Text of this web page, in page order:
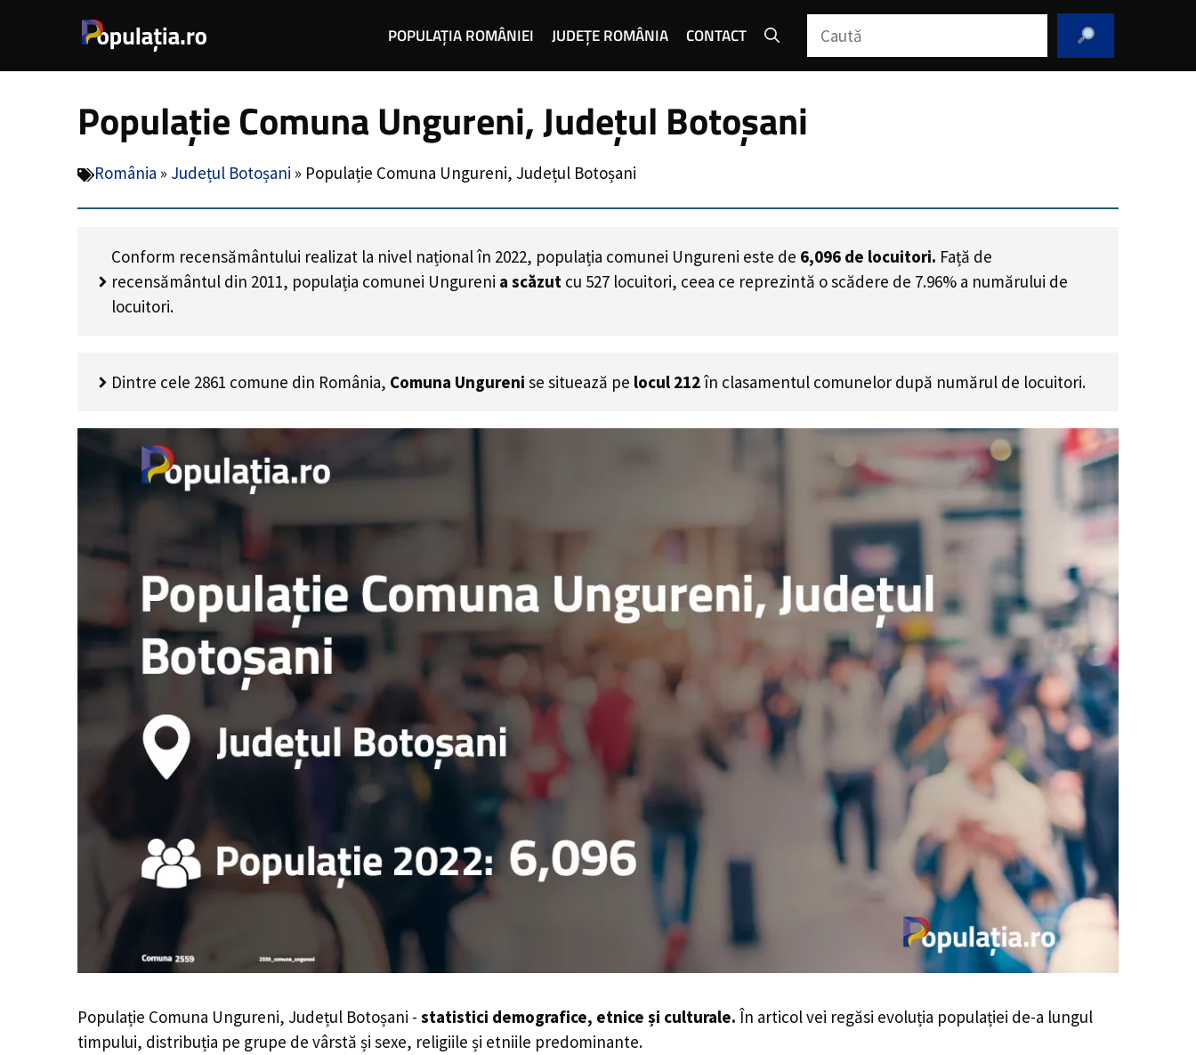
POPULAȚIA ROMÂNIEI JUDEȚE ROMÂNIA CONTACT Caută
Populație Comuna Ungureni, Județul Botoșani
România » Județul Botoșani » Populație Comuna Ungureni, Județul Botoșani
Conform recensământului realizat la nivel național în 2022, populația comunei Ungureni este de 6,096 de locuitori. Față de
recensământul din 2011, populația comunei Ungureni a scăzut cu 527 locuitori, ceea ce reprezintă o scădere de 7.96% a numărului de
locuitori.
Dintre cele 2861 comune din România, Comuna Ungureni se situează pe locul 212în clasamentul comunelor după numărul de locuitori.
Populație Comuna Ungureni, Județul Botoșani - statistici demografice, etnice și culturale. În articol vei regăsi evoluția populației de-a lungul
timpului, distribuția pe grupe de vârstă și sexe, religiile și etniile predominante.